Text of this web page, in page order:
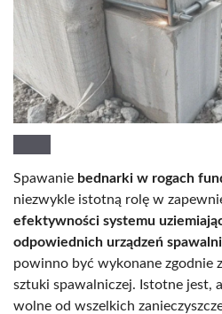
Spawanie bednarki w rogach
niezwykle istotną rolę w
efektywności systemu
odpowiednich urządzeń
powinno być wykonane zgodnie
sztuki spawalniczej. Istotne jest,
wolne od wszelkich